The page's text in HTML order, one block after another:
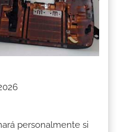
personalmente si